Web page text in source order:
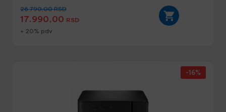
26.790,00RSD
17.990,00 RSD
+ 20% pdv
-16%